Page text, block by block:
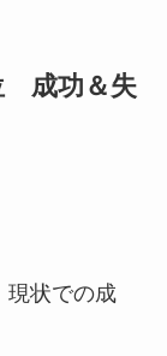
成功＆失
現状での成